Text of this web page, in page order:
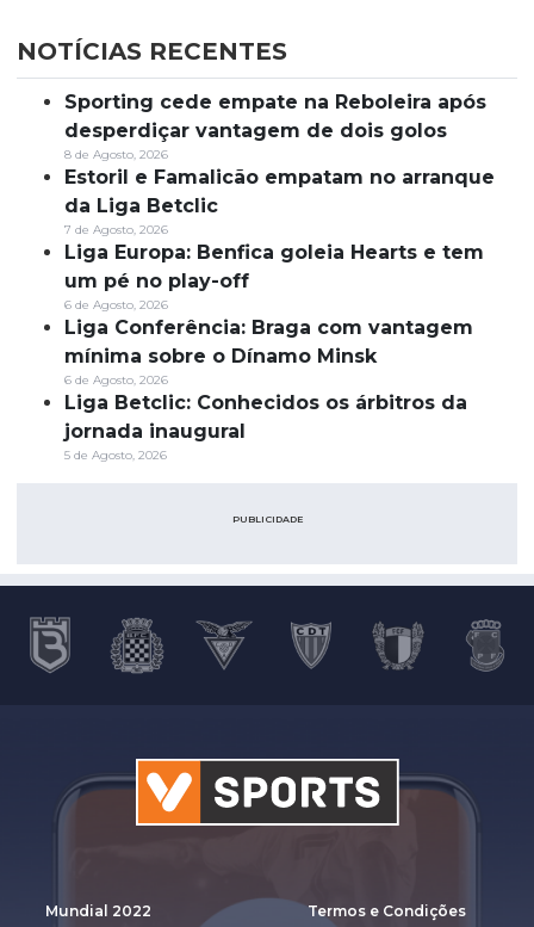
NOTÍCIAS RECENTES
Sporting cede empate na Reboleira após
desperdiçar vantagem de dois golos
8 de Agosto, 2026
Estoril e Famalicão empatam no arranque
da Liga Betclic
7 de Agosto, 2026
Liga Europa: Benfica goleia Hearts e tem
um pé no play-off
6 de Agosto, 2026
Liga Conferência: Braga com vantagem
mínima sobre o Dínamo Minsk
6 de Agosto, 2026
Liga Betclic: Conhecidos os árbitros da
jornada inaugural
5 de Agosto, 2026
PUBLICIDADE
Mundial 2022 Termos e Condições